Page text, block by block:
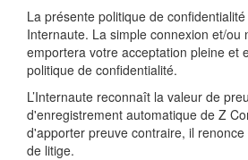
La présente politique de
Internaute. La simple connexion et/ou
emportera votre acceptation pleine et
politique de confidentialité.
L’Internaute reconnaît la valeur de
d'enregistrement automatique de Z
d'apporter preuve contraire, il
de litige.